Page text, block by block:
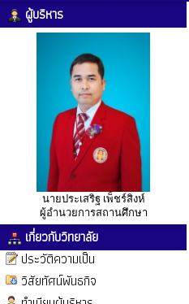
ผู้บริหาร
นายประเสริฐ เพ็ชร์สิงห์
ผู้อำนวยการสถานศึกษา
เกี่ยวกับวิทยาลัย
ประวัติความเป็น
วิสัยทัศน์พันธกิจ